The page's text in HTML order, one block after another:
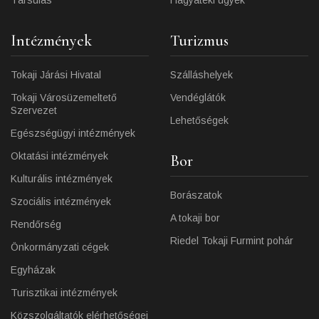
Intézmények
Tokaji Járási Hivatal
Tokaji Városüzemeltető
Szervezet
Egészségügyi intézmények
Oktatási intézmények
Kulturális intézmények
Szociális intézmények
Rendőrség
Önkormányzati cégek
Egyházak
Turisztikai intézmények
Közszolgáltatók elérhetőségei
Turizmus
Szálláshelyek
Vendéglátók
Lehetőségek
Bor
Borászatok
A tokaji bor
Riedel Tokaji Furmint pohár